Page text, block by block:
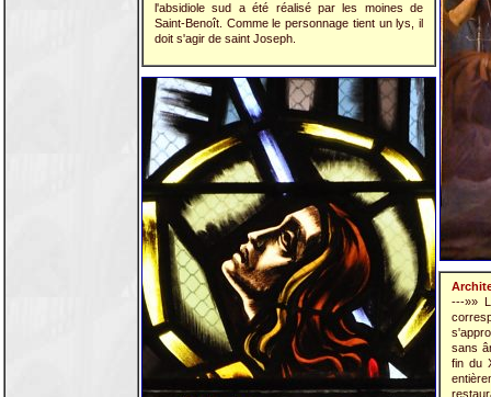
l'absidiole sud a été réalisé par les moines de
Saint-Benoît. Comme le personnage tient un lys, il
doit s'agir de saint Joseph.
---»»
sans
fin du